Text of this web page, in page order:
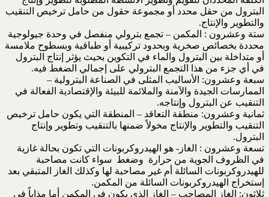
البترول من حقل محدد أو مجموعة حقول من حامل ترخيص التنقيب
والتطوير والإنتاج.
ستة وعشرون : المكمن – تجمع بترولي منفصل في وحدة جيولوجية
محددة بخصائص صخرية وبحدود تركيبية أو طباقية وبسطوح ملامسة
أو متداخلة بين البترول والماء في التكوين بحيث يؤثر إنتاج البترول
في أي جزء من هذا التجمع البترولي على إجمالي الضغط فيه.
سبعة وعشرون: الأساليب المثلى في الصناعة البترولية –
الممارسات الجيدة والآمنة والملائمة للبيئة والإقتصادية الفعالة في
التنقيب عن البترول وإنتاجه.
ثمانية وعشرون: منطقة التعاقد – المنطقة التي يكون حامل ترخيص
التنقيب والتطوير والإنتاج مخولاً ضمنها بالتنقيب وتطوير وإنتاج
البترول.
تسعة وعشرون : الغاز- هو الهيدروكربونات التي تكون بحالة غازية
في الظروف الجوية من حرارة وضغط سواء كانت مصاحبة
للهيدروكربونات السائلة أم غير مصاحبة لها وكذلك الغاز المتبقي بعد
إستخراج الهيدروكربونات السائلة من المكمن.
ثلاثون: الغاز المصاحب – الغاز الذي يكون في المكمن أما مذاباً في